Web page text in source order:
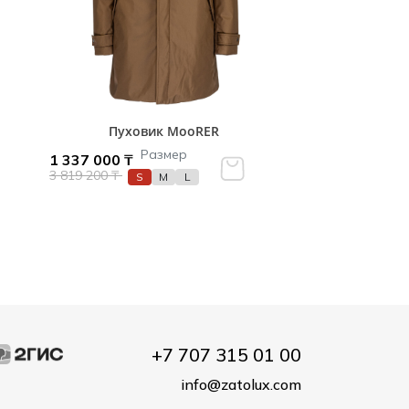
Пуховик MooRER
1 337 000 ₸
3 819 200 ₸
Размер
S M L
+7 707 315 01 00
info@zatolux.com